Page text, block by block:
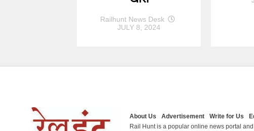
Railhunt News Desk
JULY 8, 2024
About Us Advertisement Write for Us
Rail Hunt is a popular online news portal